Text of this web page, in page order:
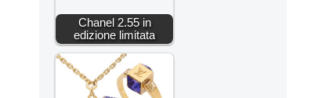
Chanel 2.55 in
edizione limitata